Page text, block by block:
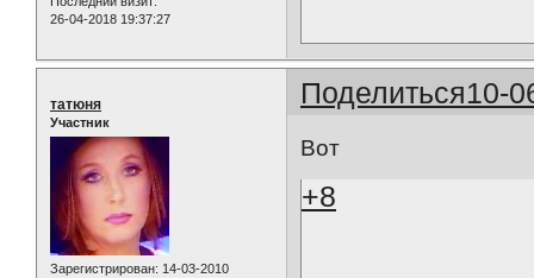
26-04-2018 19:37:27
Поделиться10-
татюня
Участник
Зарегистрирован: 14-03-2010
Вот
+8